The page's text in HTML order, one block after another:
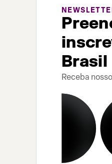
Brasil
Receba